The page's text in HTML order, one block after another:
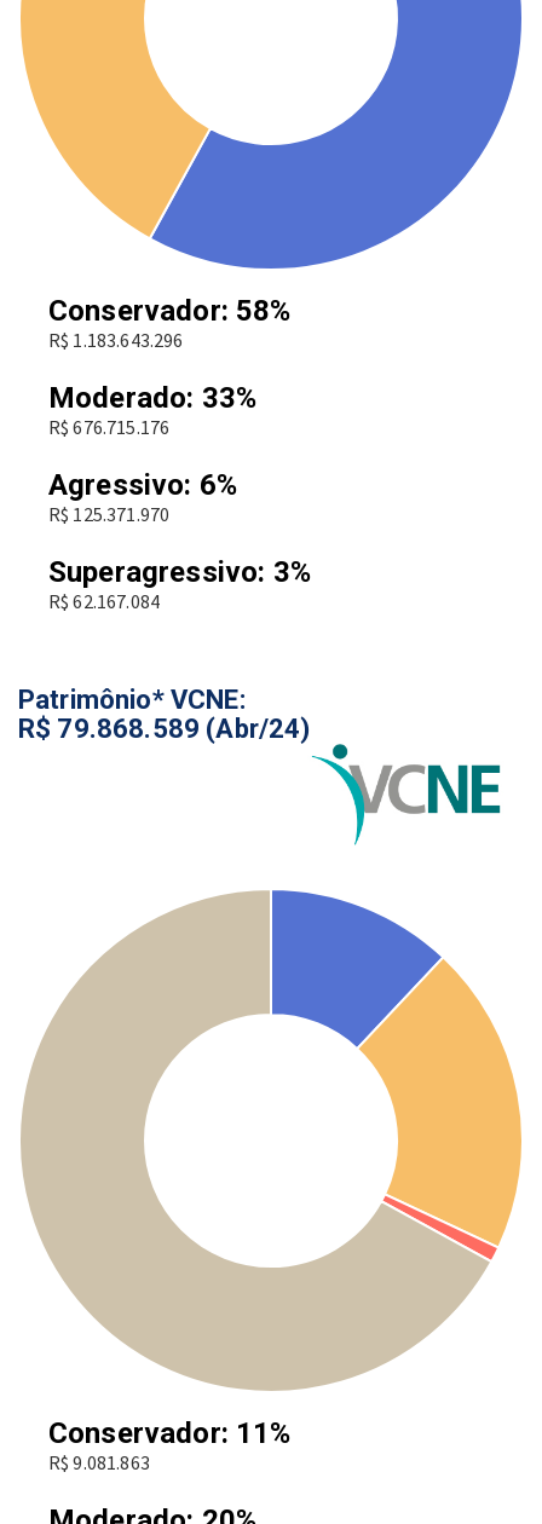
Conservador: 58%
R$ 1.183.643.296
Moderado: 33%
R$ 676.715.176
Agressivo: 6%
R$ 125.371.970
Superagressivo: 3%
R$ 62.167.084
Patrimônio* VCNE:
R$ 79.868.589 (Abr/24)
Conservador: 11%
R$ 9.081.863